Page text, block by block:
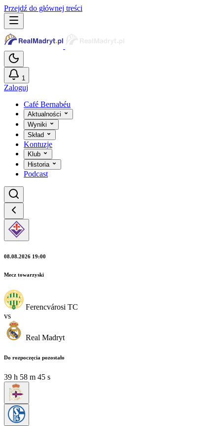
Przejdź do głównej treści
1
Zaloguj
Café Bernabéu
Aktualności
Wyniki
Skład
Kontuzje
Klub
Historia
Podcast
08.08.2026 19:00
Mecz towarzyski
Ferencvárosi TC
vs
Real Madryt
Do rozpoczęcia pozostało
39 h 58 m 45 s